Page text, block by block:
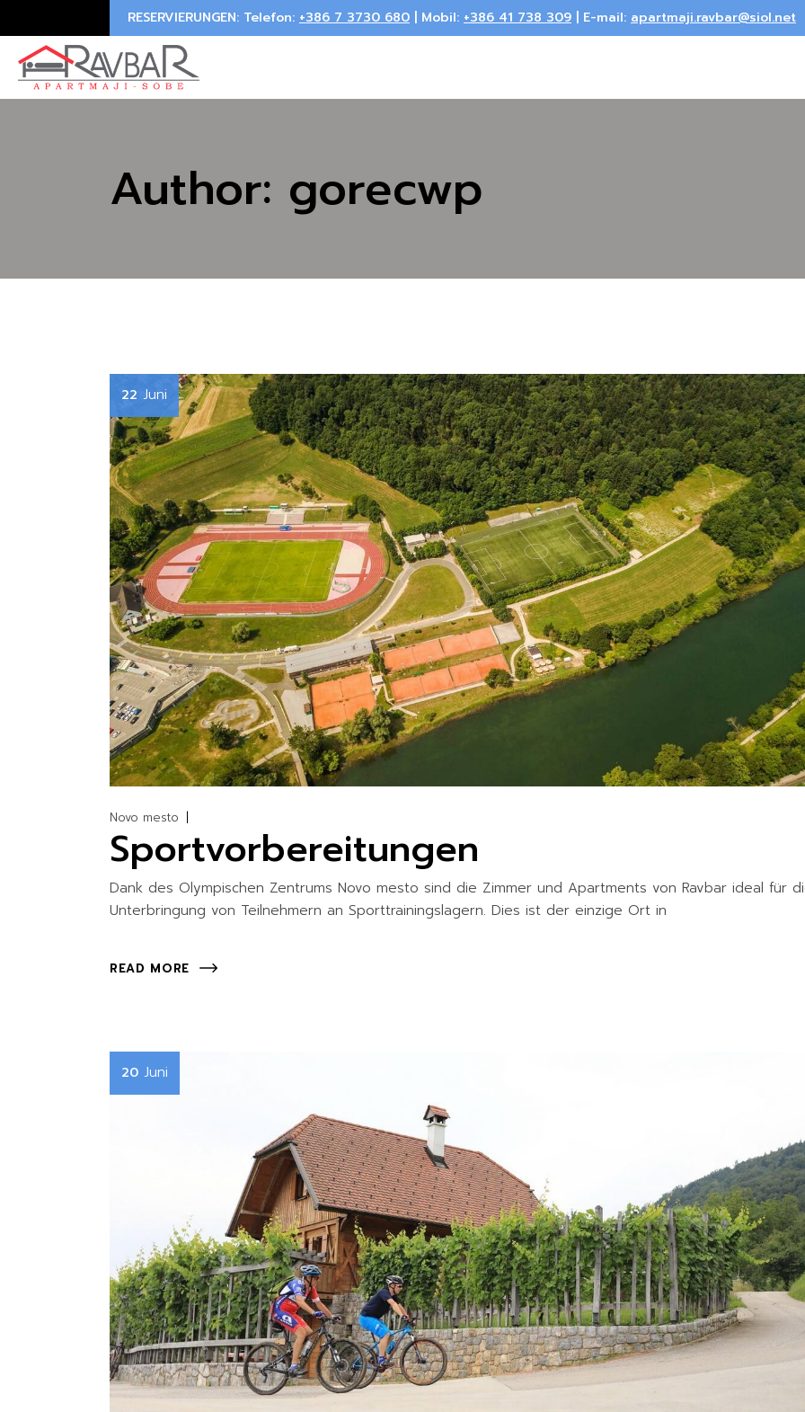
the
content
RESERVIERUNGEN: Telefon: +386 7 3730 680 | Mobil: +386 41 738 309 | E-mail: apartmaji.ravbar@siol.net
Author: gorecwp
22 Juni
Novo mesto
Sportvorbereitungen
Dank des Olympischen Zentrums Novo mesto sind die Zimmer und Apartments von Ravbar ideal für
Unterbringung von Teilnehmern an Sporttrainingslagern. Dies ist der einzige Ort in
READ MORE
20 Juni